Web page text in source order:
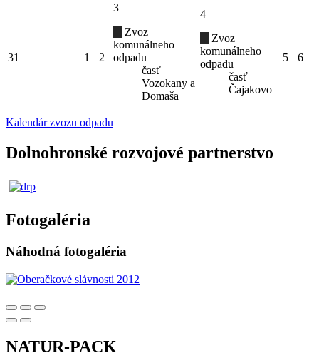
31 1 2
3
Zvoz
komunálneho
odpadu
časť
Vozokany a
Domaša
4
Zvoz
komunálneho
odpadu
časť
Čajakovo
5 6
Kalendár zvozu odpadu
Dolnohronské rozvojové partnerstvo
Fotogaléria
Náhodná fotogaléria
NATUR-PACK